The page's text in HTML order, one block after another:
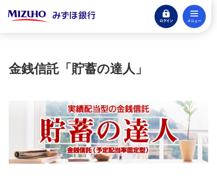
ログイン
閉じる
ローン
住宅ローン・カードローン
NISA：ニーサ（少額投資非課税制度）
iDeCo：イデコ（個人型確定拠出年金）
金銭信託「貯蓄の達人」